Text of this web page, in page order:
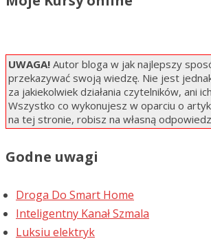
UWAGA! Autor bloga w jak najlepszy
przekazywać swoją wiedzę. Nie jest
za jakiekolwiek działania czytelników, ani
Wszystko co wykonujesz w oparciu o
na tej stronie, robisz na własną
Godne uwagi
Droga Do Smart Home
Inteligentny Kanał Szmala
Luksiu elektryk